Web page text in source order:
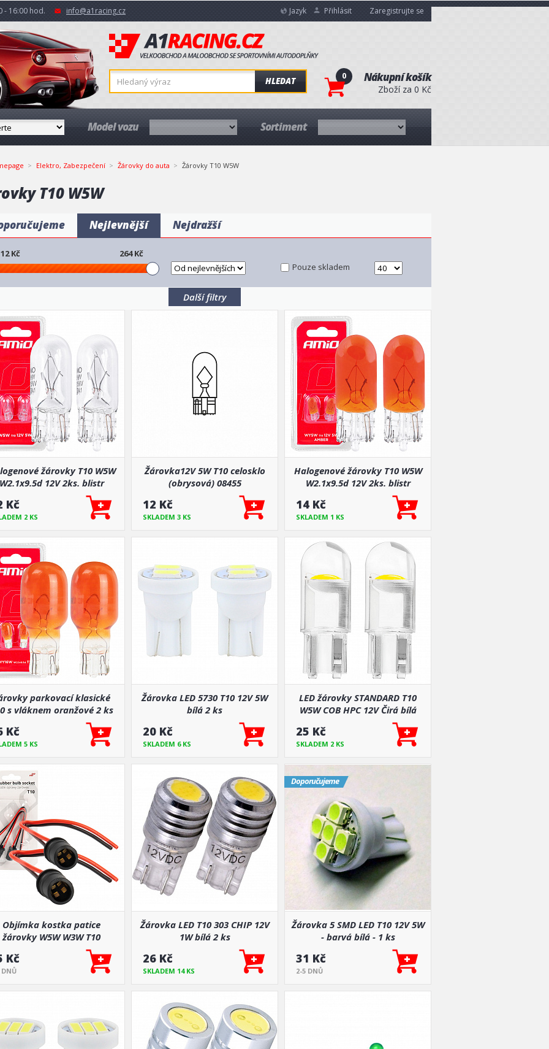
- 16:00 hod. info@a1racing.cz Jazyk Přihlásit Zaregistrujte se
HLEDAT 0 Nákupní košík
Zboží za 0 Kč
Model vozu Sortiment
Elektro, Zabezpečení Žárovky do auta Žárovky T10 W5W
T10 W5W
Nejlevnější Nejdražší
12Kč 264Kč
Pouze skladem
Další filtry
žárovky T10 W5W
W2.1x9.5d 12V 2ks. blistr
Kč
2 KS
Žárovka12V 5W T10 celosklo
(obrysová) 08455
12 Kč
SKLADEM 3 KS
Halogenové žárovky T10 W5W
W2.1x9.5d 12V 2ks. blistr
14 Kč
SKLADEM 1 KS
parkovací klasické
s vláknem oranžové 2 ks
Kč
5 KS
Žárovka LED 5730 T10 12V 5W
bílá 2 ks
20 Kč
SKLADEM 6 KS
LED žárovky STANDARD T10
W5W COB HPC 12V Čirá bílá
25 Kč
SKLADEM 2 KS
Objímka kostka patice
žárovky W5W W3W T10
Kč
DNŮ
Žárovka LED T10 303 CHIP 12V
1W bílá 2 ks
26 Kč
SKLADEM 14 KS
Doporučujeme
Žárovka 5 SMD LED T10 12V 5W
- barvá bílá - 1 ks
31 Kč
2-5 DNŮ